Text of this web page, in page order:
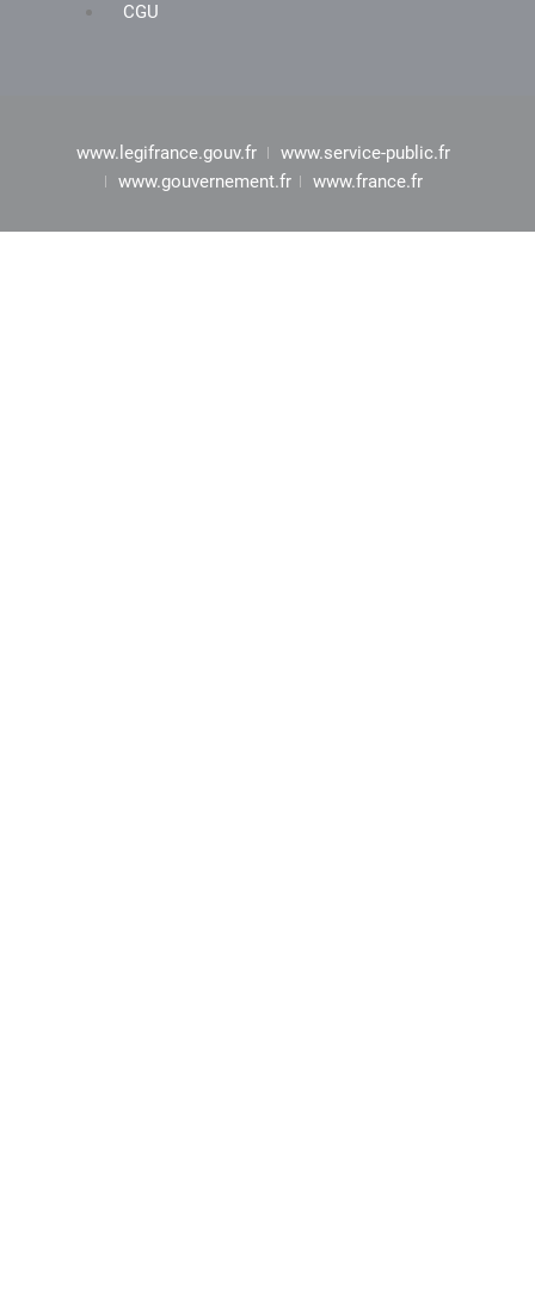
CGU
www.legifrance.gouv.fr
www.service-public.fr
www.gouvernement.fr
www.france.fr